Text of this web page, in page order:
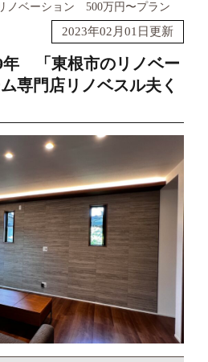
ノベーション 500万円〜プラン
2023年02月01日更新
年 「東根市のリノベー
専門店リノベスル夫く